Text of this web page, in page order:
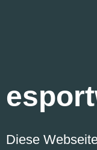
Diese